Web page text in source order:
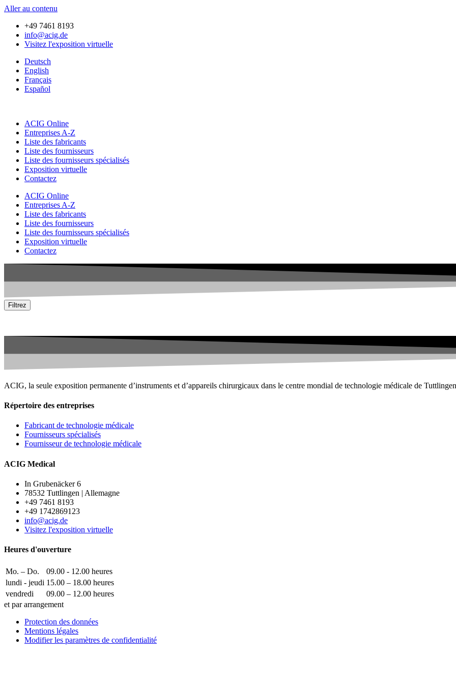
Aller au contenu
+49 7461 8193
info@acig.de
Visitez l'exposition virtuelle
Deutsch
English
Français
Español
ACIG Online
Entreprises A-Z
Liste des fabricants
Liste des fournisseurs
Liste des fournisseurs spécialisés
Exposition virtuelle
Contactez
ACIG Online
Entreprises A-Z
Liste des fabricants
Liste des fournisseurs
Liste des fournisseurs spécialisés
Exposition virtuelle
Contactez
Filtrez
ACIG, la seule exposition permanente d’instruments et d’appareils chirurgicaux dans le centre mondial de technologie médicale de
Répertoire des entreprises
Fabricant de technologie médicale
Fournisseurs spécialisés
Fournisseur de technologie médicale
ACIG Medical
In Grubenäcker 6
78532 Tuttlingen | Allemagne
+49 7461 8193
+49 1742869123
info@acig.de
Visitez l'exposition virtuelle
Heures d'ouverture
Mo. – Do.
09.00 - 12.00 heures
lundi - jeudi 15.00 – 18.00 heures
vendredi
09.00 – 12.00 heures
et par arrangement
Protection des données
Mentions légales
Modifier les paramètres de confidentialité